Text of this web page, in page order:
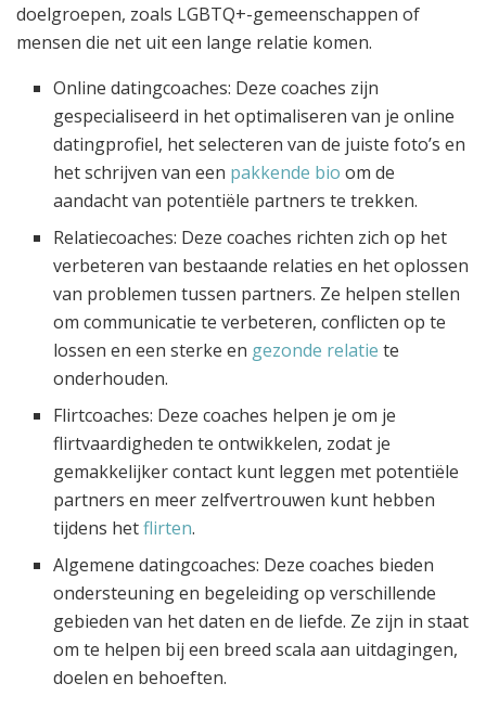
doelgroepen, zoals LGBTQ+-gemeenschappen of
mensen die net uit een lange relatie komen.
Online datingcoaches: Deze coaches zijn
gespecialiseerd in het optimaliseren van je online
datingprofiel, het selecteren van de juiste foto’s en
het schrijven van een pakkende bio om de
aandacht van potentiële partners te trekken.
Relatiecoaches: Deze coaches richten zich op het
verbeteren van bestaande relaties en het oplossen
van problemen tussen partners. Ze helpen stellen
om communicatie te verbeteren, conflicten op te
lossen en een sterke en gezonde relatie te
onderhouden.
Flirtcoaches: Deze coaches helpen je om je
flirtvaardigheden te ontwikkelen, zodat je
gemakkelijker contact kunt leggen met potentiële
partners en meer zelfvertrouwen kunt hebben
tijdens hetflirten.
Algemene datingcoaches: Deze coaches bieden
ondersteuning en begeleiding op verschillende
gebieden van het daten en de liefde. Ze zijn in staat
om te helpen bij een breed scala aan uitdagingen,
doelen en behoeften.